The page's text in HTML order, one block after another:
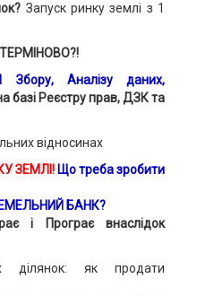
Запуск ринку землі з 1
Аналізу даних,
базі Реєстру прав, ДЗК та
відносинах
ЗЕМЛІ! Що треба зробити
БАНК?
і Програє внаслідок
ділянок: як продати